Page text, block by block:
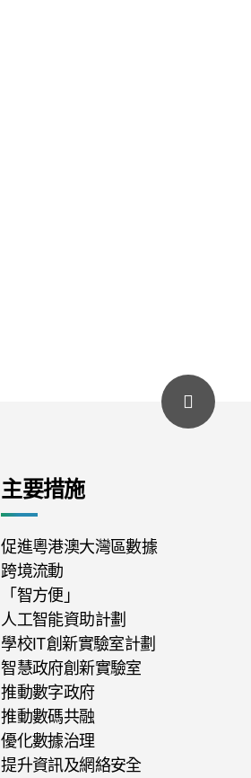
主要措施
促進粵港澳大灣區數據
跨境流動
「智方便」
人工智能資助計劃
學校IT創新實驗室計劃
智慧政府創新實驗室
推動數字政府
推動數碼共融
優化數據治理
提升資訊及網絡安全